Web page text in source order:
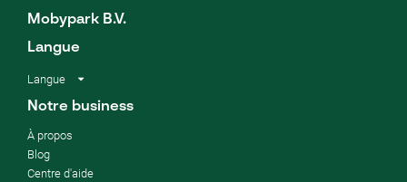
Mobypark B.V.
Langue
Langue
Notre business
À propos
Blog
Centre d'aide